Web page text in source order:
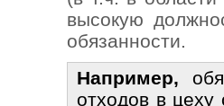
высокую
обязанности.
Например,
отходов в